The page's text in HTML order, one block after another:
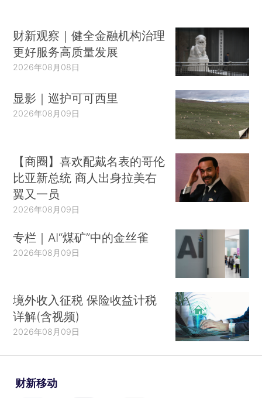
财新观察｜健全金融机构治理
更好服务高质量发展
2026年08月08日
显影｜巡护可可西里
2026年08月09日
【商圈】喜欢配戴名表的哥伦
比亚新总统 商人出身拉美右
翼又一员
2026年08月09日
专栏｜AI“煤矿”中的金丝雀
2026年08月09日
境外收入征税 保险收益计税
详解(含视频)
2026年08月09日
财新移动